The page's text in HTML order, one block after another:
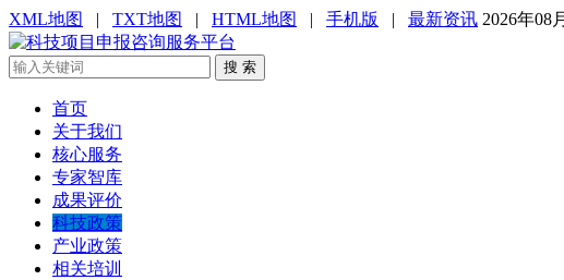
XML地图 | TXT地图 | HTML地图 | 手机版 | 最新资讯 2026年08
搜 索
首页
关于我们
核心服务
专家智库
成果评价
科技政策
产业政策
相关培训